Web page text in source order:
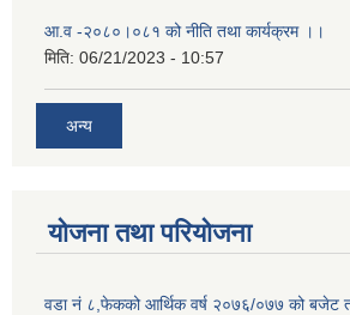
आ.व -२०८०।०८१ को नीति तथा कार्यक्रम ।।
मिति: 06/21/2023 - 10:57
अन्य
योजना तथा परियोजना
वडा नं ८,फेकको आर्थिक वर्ष २०७६/०७७ को बजेट